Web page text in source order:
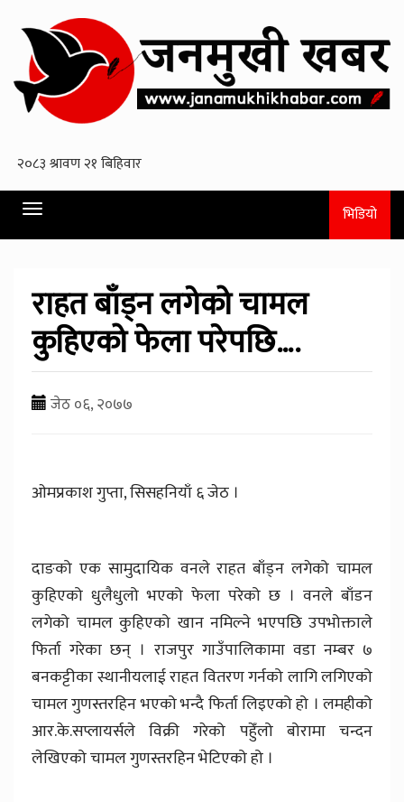
Toggle
navigation
भिडियो
राहत बाँड्न लगेको चामल
कुहिएको फेला परेपछि….
जेठ ०६, २०७७
ओमप्रकाश गुप्ता, सिसहनियाँ ६ जेठ ।
दाङको एक सामुदायिक वनले राहत बाँड्न लगेको चामल
कुहिएको धुलैधुलो भएको फेला परेको छ । वनले बाँडन
लगेको चामल कुहिएको खान नमिल्ने भएपछि उपभोक्ताले
फिर्ता गरेका छन् । राजपुर गाउँपालिकामा वडा नम्बर ७
बनकट्टीका स्थानीयलाई राहत वितरण गर्नको लागि लगिएको
चामल गुणस्तरहिन भएको भन्दै फिर्ता लिइएको हो । लमहीको
आर.के.सप्लायर्सले विक्री गरेको पहुेँलो बोरामा चन्दन
लेखिएको चामल गुणस्तरहिन भेटिएको हो ।